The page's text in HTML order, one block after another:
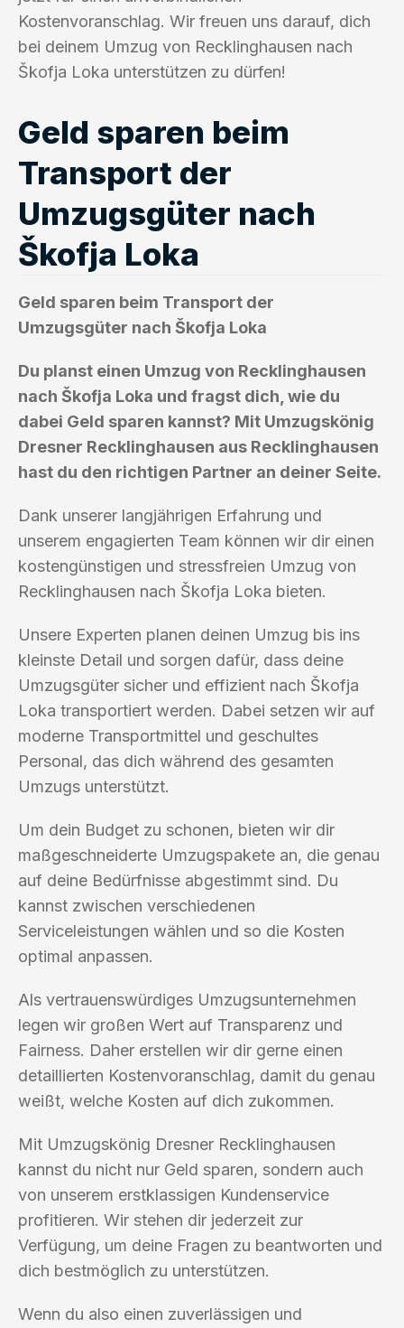
Kostenvoranschlag. Wir freuen uns darauf, dich
bei deinem Umzug von Recklinghausen nach
Škofja Loka unterstützen zu dürfen!
Geld sparen beim
Transport der
Umzugsgüter nach
Škofja Loka
Geld sparen beim Transport der
Umzugsgüter nach Škofja Loka
Du planst einen Umzug von Recklinghausen
nach Škofja Loka und fragst dich, wie du
dabei Geld sparen kannst? Mit Umzugskönig
Dresner Recklinghausen aus Recklinghausen
hast du den richtigen Partner an deiner Seite.
Dank unserer langjährigen Erfahrung und
unserem engagierten Team können wir dir einen
kostengünstigen und stressfreien Umzug von
Recklinghausen nach Škofja Loka bieten.
Unsere Experten planen deinen Umzug bis ins
kleinste Detail und sorgen dafür, dass deine
Umzugsgüter sicher und effizient nach Škofja
Loka transportiert werden. Dabei setzen wir auf
moderne Transportmittel und geschultes
Personal, das dich während des gesamten
Umzugs unterstützt.
Um dein Budget zu schonen, bieten wir dir
maßgeschneiderte Umzugspakete an, die genau
auf deine Bedürfnisse abgestimmt sind. Du
kannst zwischen verschiedenen
Serviceleistungen wählen und so die Kosten
optimal anpassen.
Als vertrauenswürdiges Umzugsunternehmen
legen wir großen Wert auf Transparenz und
Fairness. Daher erstellen wir dir gerne einen
detaillierten Kostenvoranschlag, damit du genau
weißt, welche Kosten auf dich zukommen.
Mit Umzugskönig Dresner Recklinghausen
kannst du nicht nur Geld sparen, sondern auch
von unserem erstklassigen Kundenservice
profitieren. Wir stehen dir jederzeit zur
Verfügung, um deine Fragen zu beantworten und
dich bestmöglich zu unterstützen.
Wenn du also einen zuverlässigen und